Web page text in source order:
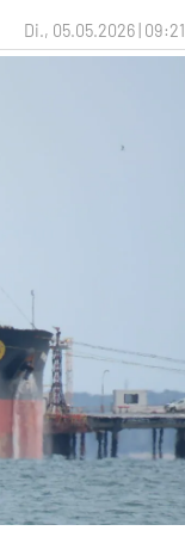
Di., 05.05.2026 | 09:21